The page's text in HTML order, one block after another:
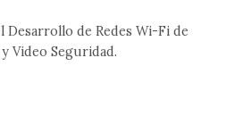
Desarrollo de Redes Wi-Fi de
Video Seguridad.